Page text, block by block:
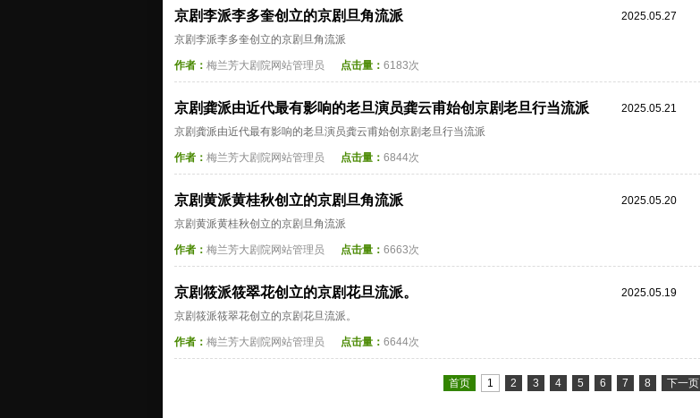
京剧李派李多奎创立的京剧旦角流派
2025.05.27
京剧李派李多奎创立的京剧旦角流派
作者： 梅兰芳大剧院网站管理员 点击量： 6183次
京剧龚派由近代最有影响的老旦演员龚云甫始创京剧老旦行当流派
2025.05.21
京剧龚派由近代最有影响的老旦演员龚云甫始创京剧老旦行当流派
作者： 梅兰芳大剧院网站管理员 点击量： 6844次
京剧黄派黄桂秋创立的京剧旦角流派
2025.05.20
京剧黄派黄桂秋创立的京剧旦角流派
作者： 梅兰芳大剧院网站管理员 点击量： 6663次
京剧筱派筱翠花创立的京剧花旦流派。
2025.05.19
京剧筱派筱翠花创立的京剧花旦流派。
作者： 梅兰芳大剧院网站管理员 点击量： 6644次
首页 1 2 3 4 5 6 7 8 下一页